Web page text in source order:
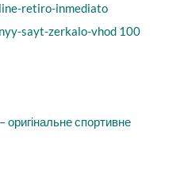
retiro-inmediato
sayt-zerkalo-vhod 100
оригінальне спортивне